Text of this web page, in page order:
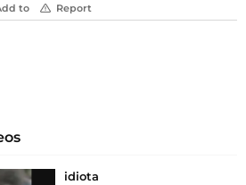
to Report
idiota